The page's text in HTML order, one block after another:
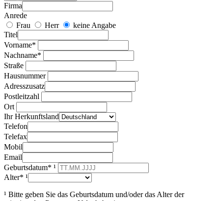
Firma
Anrede
Frau
Herr
keine Angabe
Titel
Vorname*
Nachname*
Straße
Hausnummer
Adresszusatz
Postleitzahl
Ort
Ihr Herkunftsland
Telefon
Telefax
Mobil
Email
Geburtsdatum* ¹
Alter* ¹
¹ Bitte geben Sie das Geburtsdatum und/oder das Alter der